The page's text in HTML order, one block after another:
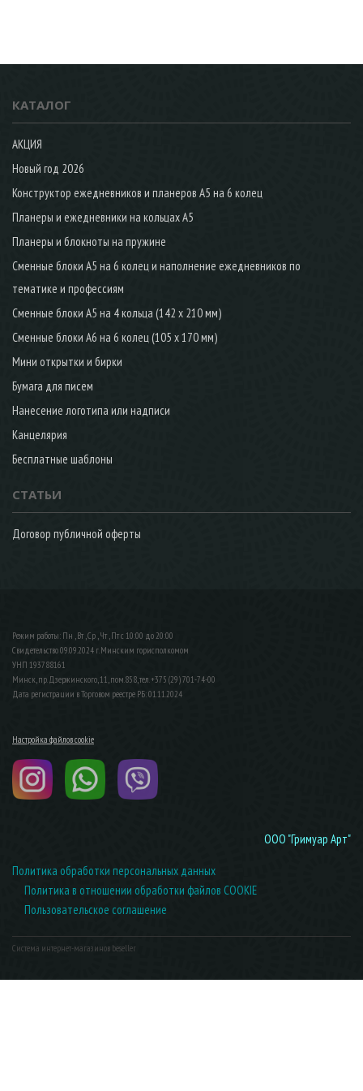
КАТАЛОГ
АКЦИЯ
Новый год 2026
Конструктор ежедневников и планеров А5 на 6 колец
Планеры и ежедневники на кольцах А5
Планеры и блокноты на пружине
Сменные блоки А5 на 6 колец и наполнение ежедневников по
тематике и профессиям
Сменные блоки А5 на 4 кольца (142 х 210 мм)
Сменные блоки А6 на 6 колец (105 х 170 мм)
Мини открытки и бирки
Бумага для писем
Нанесение логотипа или надписи
Канцелярия
Бесплатные шаблоны
СТАТЬИ
Договор публичной оферты
Режим работы: Пн , Вт , Ср , Чт , Пт c 10:00 до 20:00
Свидетельство 09.09.2024 г. Минским горисполкомом
УНП 193788161
Минск, пр. Дзержинского, 11, пом.858, тел. +375 (29) 701-74-00
Дата регистрации в Торговом реестре РБ: 01.11.2024
Настройка файлов cookie
ООО "Гримуар Арт"
Политика обработки персональных данных
Политика в отношении обработки файлов COOKIE
Пользовательское соглашение
Система интернет-магазинов beseller